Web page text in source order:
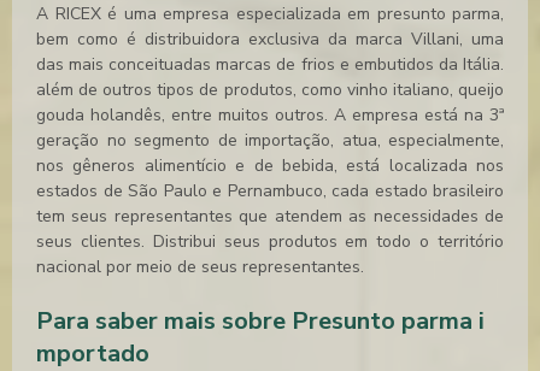
A RICEX é uma empresa especializada em presunto parma,
bem como é distribuidora exclusiva da marca Villani, uma
das mais conceituadas marcas de frios e embutidos da Itália.
além de outros tipos de produtos, como vinho italiano, queijo
gouda holandês, entre muitos outros. A empresa está na 3ª
geração no segmento de importação, atua, especialmente,
nos gêneros alimentício e de bebida, está localizada nos
estados de São Paulo e Pernambuco, cada estado brasileiro
tem seus representantes que atendem as necessidades de
seus clientes. Distribui seus produtos em todo o território
nacional por meio de seus representantes.
Para saber mais sobre Presunto parma i
mportado